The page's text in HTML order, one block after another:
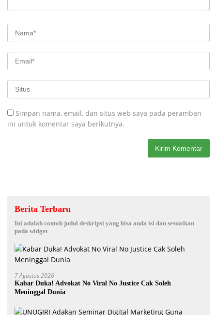
Simpan nama, email, dan situs web saya pada peramban
ini untuk komentar saya berikutnya.
Berita Terbaru
Ini adalah contoh judul deskripsi yang bisa anda isi dan sesuaikan
pada widget
7 Agustus 2026
Kabar Duka! Advokat No Viral No Justice Cak Soleh
Meninggal Dunia